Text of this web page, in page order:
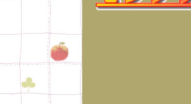
いつの間にかモンブ
記録を始めたら、そ
まだまだ数は十分と言